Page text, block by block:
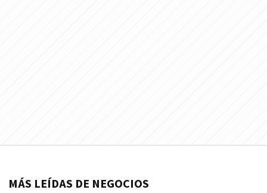
MÁS LEÍDAS DE NEGOCIOS